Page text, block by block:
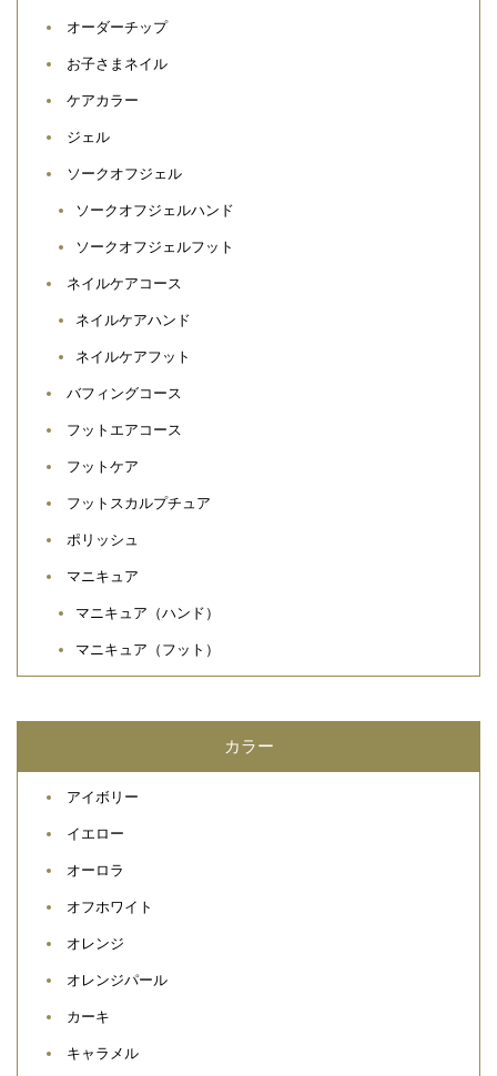
オーダーチップ
お子さまネイル
ケアカラー
ジェル
ソークオフジェル
ソークオフジェルハンド
ソークオフジェルフット
ネイルケアコース
ネイルケアハンド
ネイルケアフット
バフィングコース
フットエアコース
フットケア
フットスカルプチュア
ポリッシュ
マニキュア
マニキュア（ハンド）
マニキュア（フット）
カラー
アイボリー
イエロー
オーロラ
オフホワイト
オレンジ
オレンジパール
カーキ
キャラメル